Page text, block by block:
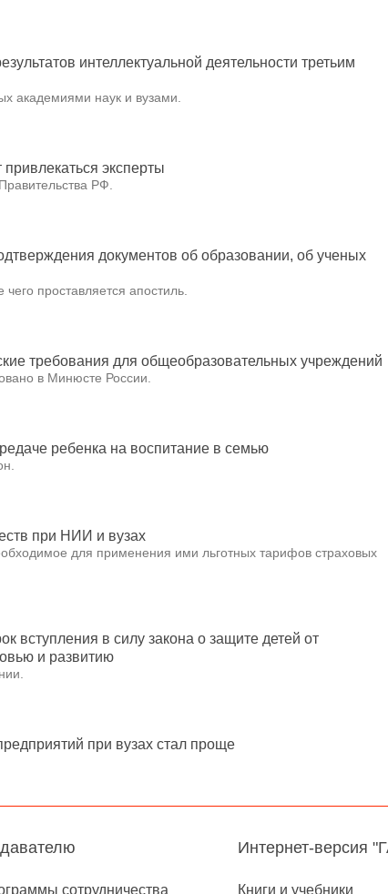
интеллектуальной деятельности третьим
академиями наук и вузами.
эксперты
РФ.
документов об образовании, об ученых
проставляется апостиль.
требования для общеобразовательных учреждений
в Минюсте России.
ребенка на воспитание в семью
при НИИ и вузах
для применения ими льготных тарифов страховых
вступления в силу закона о защите детей от
и развитию
при вузах стал проще
сотрудничества
Интернет-версия
Книги и учебники